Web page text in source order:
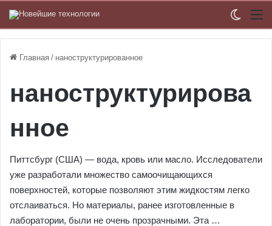
Главная / наноструктурированное
наноструктурирова
нное
Питтсбург (США) — вода, кровь или масло. Исследователи
уже разработали множество самоочищающихся
поверхностей, которые позволяют этим жидкостям легко
отслаиваться. Но материалы, ранее изготовленные в
лаборатории, были не очень прозрачными. Эта …